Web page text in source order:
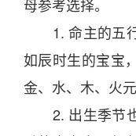
母参考选择。
1. 命主的五行
如辰时生的宝宝
金、水、木、火元
2. 出生季节